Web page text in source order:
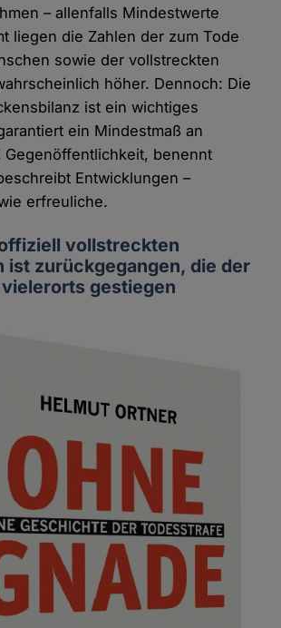
– allenfalls Mindestwerte
liegen die Zahlen der zum Tode
sowie der vollstreckten
höher. Dennoch: Die
ist ein wichtiges
ein Mindestmaß an
Gegenöffentlichkeit, benennt
Entwicklungen –
erfreuliche.
vollstreckten
ist zurückgegangen, die der
gestiegen